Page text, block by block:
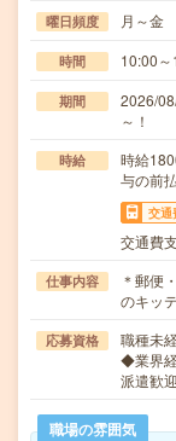
曜日頻度 月～金
時間 10:00
期間
2026/
～！
時給
時給
与の前
交通
交通費
仕事内容
＊郵便
のキッ
応募資格
職種未
◆業界
派遣歓迎
職場の雰囲気